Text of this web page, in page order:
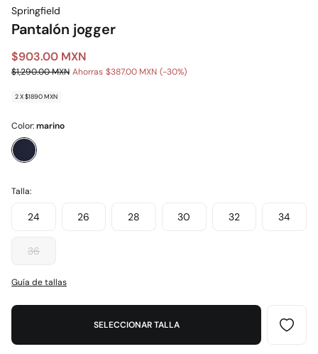
Springfield
Pantalón jogger
$903.00 MXN
$1,290.00 MXN Ahorras $387.00 MXN 30
2 X $1890 MXN
Color:marino
Talla:
24 26 28 30 32 34
36
Guía de tallas
SELECCIONAR TALLA